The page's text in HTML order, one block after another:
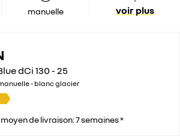
manuelle voir plus
dCi 130 - 25
- blanc glacier
de livraison: 7 semaines *